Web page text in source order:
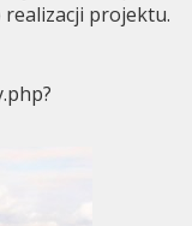
projektu.